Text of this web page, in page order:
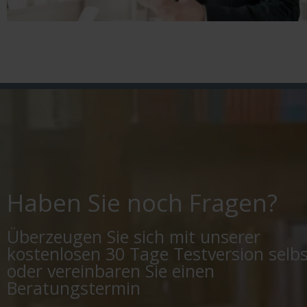
Haben Sie noch Fragen?
Überzeugen Sie sich mit unserer
kostenlosen 30 Tage Testversion
oder vereinbaren Sie einen
Beratungstermin